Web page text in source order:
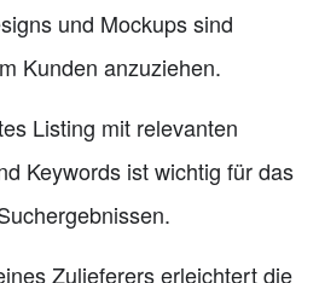
und Mockups sind
Kunden anzuziehen.
Listing mit relevanten
Keywords ist wichtig für das
Zulieferers erleichtert die